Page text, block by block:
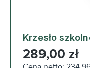
Krzesło
Cena regularna:
289,00 zł